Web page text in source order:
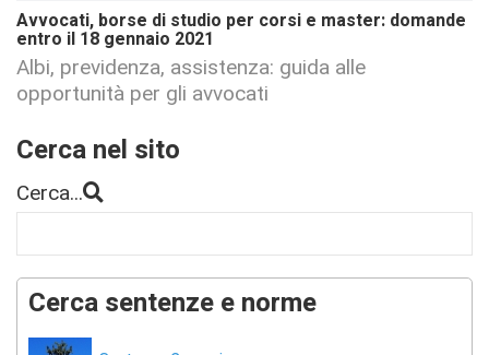
Avvocati, borse di studio per corsi e master: domande
entro il 18 gennaio 2021
Albi, previdenza, assistenza: guida alle
opportunità per gli avvocati
Cerca nel sito
Cerca...
Cerca sentenze e norme